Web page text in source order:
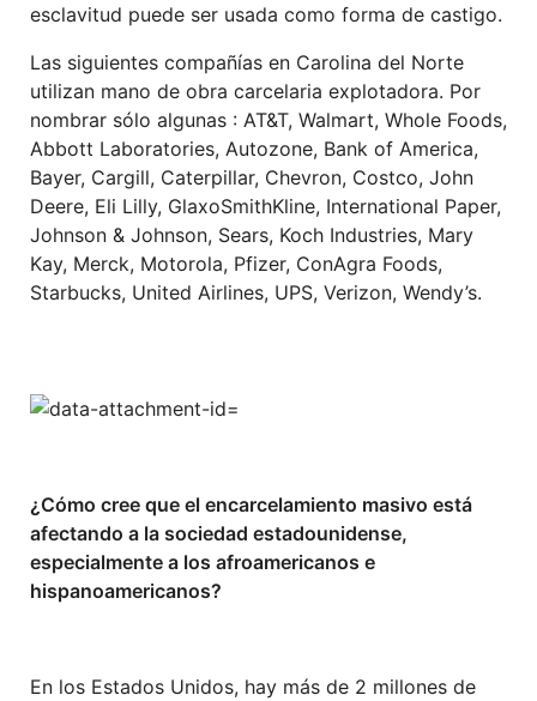
esclavitud puede ser usada como forma de castigo.
Las siguientes compañías en Carolina del Norte
utilizan mano de obra carcelaria explotadora. Por
nombrar sólo algunas : AT&T, Walmart, Whole Foods,
Abbott Laboratories, Autozone, Bank of America,
Bayer, Cargill, Caterpillar, Chevron, Costco, John
Deere, Eli Lilly, GlaxoSmithKline, International Paper,
Johnson & Johnson, Sears, Koch Industries, Mary
Kay, Merck, Motorola, Pfizer, ConAgra Foods,
Starbucks, United Airlines, UPS, Verizon, Wendy’s.
¿Cómo cree que el encarcelamiento masivo está
afectando a la sociedad estadounidense,
especialmente a los afroamericanos e
hispanoamericanos?
En los Estados Unidos, hay más de 2 millones de